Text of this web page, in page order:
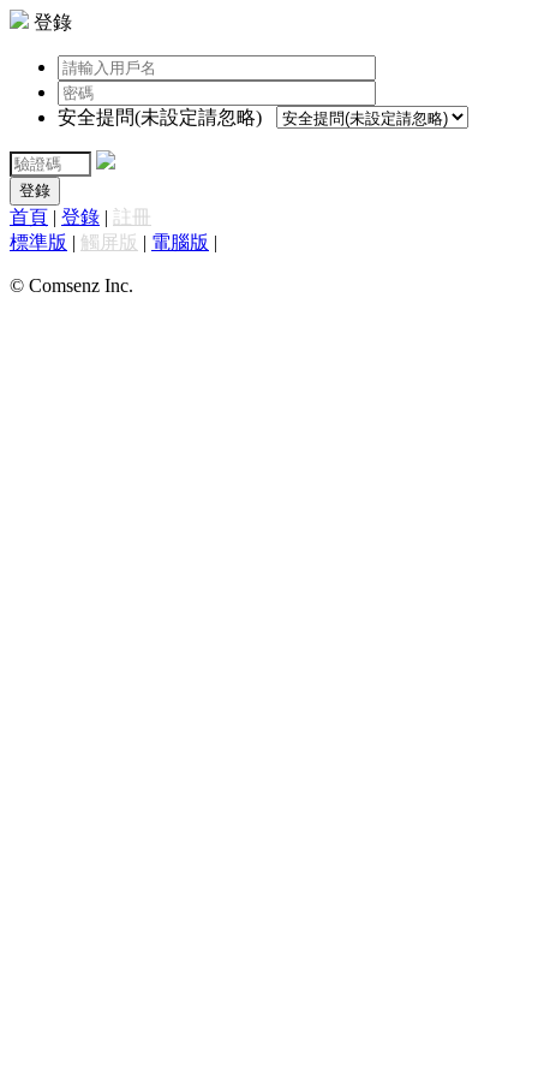
登錄
安全提問(未設定請忽略)
登錄
首頁 | 登錄 | 註冊
標準版 | 觸屏版 | 電腦版 |
© Comsenz Inc.